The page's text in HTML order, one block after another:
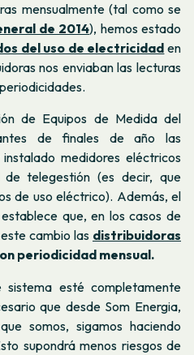
mensualmente (tal como se
de 2014), hemos estado
del uso de electricidad en
nos enviaban las lecturas
.
de Equipos de Medida del
de finales de año las
medidores eléctricos
telegestión (es decir, que
de uso eléctrico). Además, el
establece que, en los casos de
cambio las distribuidoras
periodicidad mensual.
esté completamente
que desde Som Energia,
que somos, sigamos haciendo
supondrá menos riesgos de